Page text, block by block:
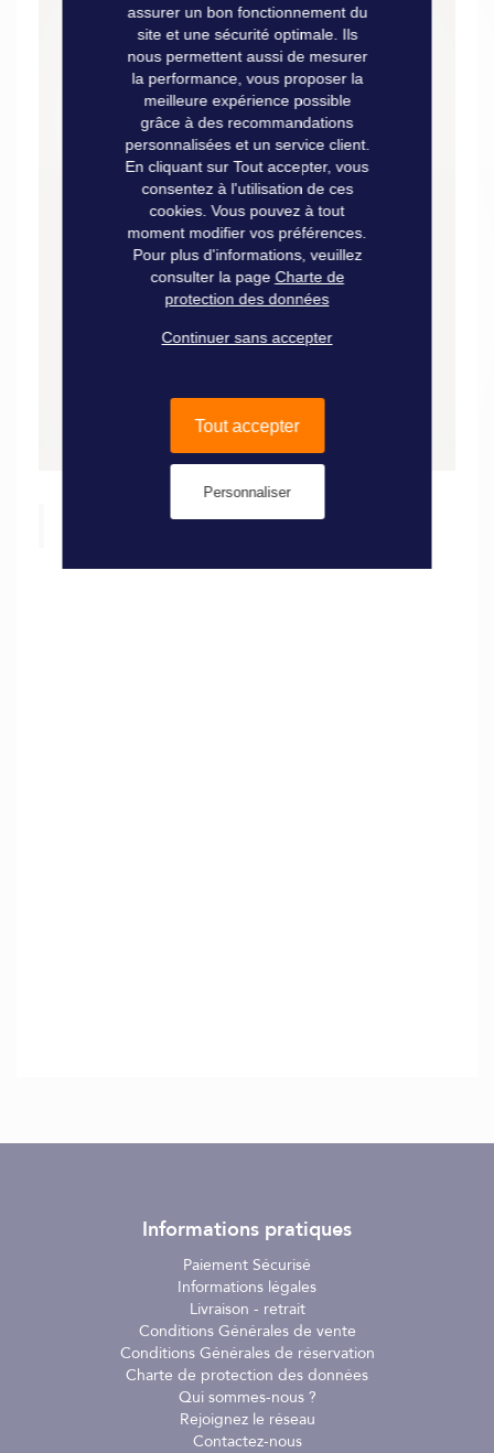
Informations pratiques
Paiement Sécurisé
Informations légales
Livraison - retrait
Conditions Générales de vente
Conditions Générales de réservation
Charte de protection des données
Qui sommes-nous ?
Rejoignez le réseau
Contactez-nous
assurer un bon fonctionnement du
site et une sécurité optimale. Ils
nous permettent aussi de mesurer
la performance, vous proposer la
meilleure expérience possible
grâce à des recommandations
personnalisées et un service client.
En cliquant sur Tout accepter, vous
consentez à l'utilisation de ces
cookies. Vous pouvez à tout
moment modifier vos préférences.
Pour plus d'informations, veuillez
consulter la page Charte de
protection des données
Continuer sans accepter
Tout accepter
Personnaliser